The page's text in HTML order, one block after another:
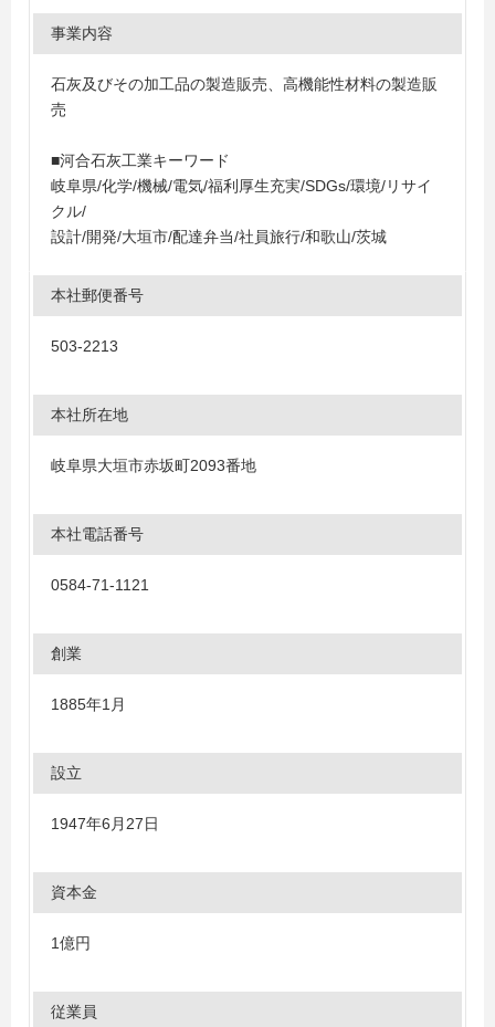
事業内容
石灰及びその加工品の製造販売、高機能性材料の製造販
売
■河合石灰工業キーワード
岐阜県/化学/機械/電気/福利厚生充実/SDGs/環境/リサイ
クル/
設計/開発/大垣市/配達弁当/社員旅行/和歌山/茨城
本社郵便番号
503-2213
本社所在地
岐阜県大垣市赤坂町2093番地
本社電話番号
0584-71-1121
創業
1885年1月
設立
1947年6月27日
資本金
1億円
従業員